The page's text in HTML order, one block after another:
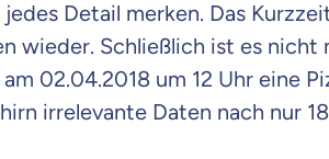
Detail merken. Das
wieder. Schließlich ist es nicht
02.04.2018 um 12 Uhr eine
irrelevante Daten nach nur